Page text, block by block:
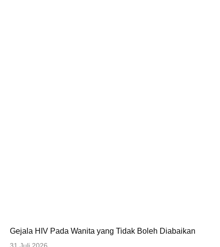
Gejala HIV Pada Wanita yang Tidak Boleh Diabaikan